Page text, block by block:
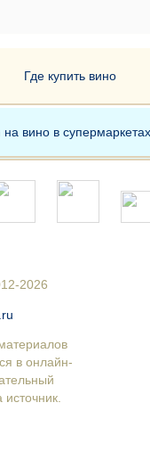
Где купить вино
на вино в
2026
в онлайн-
источник.